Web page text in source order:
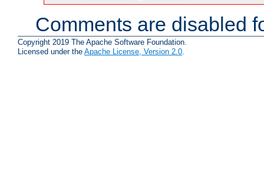
Comments are disabled
Copyright 2019 The Apache Software Foundation.
Licensed under the Apache License, Version 2.0.